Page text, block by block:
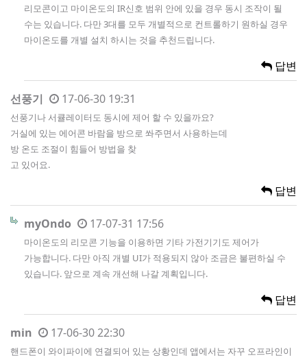
리모콘이고 마이온도의 IR신호 범위 안에 있을 경우 동시 조작이 될
수는 있습니다. 다만 3대를 모두 개별적으로 컨트롤하기 원하실 경우
마이온도를 개별 설치 하시는 것을 추천드립니다.
답변
선풍기 17-06-30 19:31
선풍기나 서큘레이터도 동시에 제어 할 수 있을까요?
거실에 있는 에어콘 바람을 방으로 쏴주면서 사용하는데
방 온도 조절이 힘들어 방법을 찾
고 있어요.
답변
myOndo 17-07-31 17:56
마이온도의 리모콘 기능을 이용하면 기타 가전기기도 제어가
가능합니다. 다만 아직 개별 UI가 적용되지 않아 조금은 불편하실 수
있습니다. 앞으로 계속 개선해 나갈 계획입니다.
답변
min 17-06-30 22:30
핸드폰이 와이파이에 연결되어 있는 상황인데 앱에서는 자꾸 오프라인이